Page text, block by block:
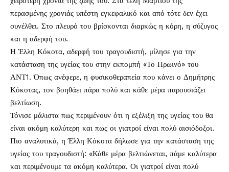
περασμένης χρονιάς υπέστη εγκεφαλικό και από τότε δεν έχει
συνέλθει. Στο πλευρό του βρίσκονται διαρκώς η κόρη, η σύζυγος
και η αδερφή του.
Η Έλλη Κόκοτα, αδερφή του τραγουδιστή, μίλησε για την
κατάσταση της υγείας του στην εκπομπή «Το Πρωινό» του
ΑΝΤ1. Όπως ανέφερε, η φυσικοθεραπεία που κάνει ο Δημήτρης
Κόκοτας, τον βοηθάει πάρα πολύ και κάθε μέρα παρουσιάζει
βελτίωση.
Τόνισε μάλιστα πως περιμένουν ότι η εξέλιξη της υγείας του θα
είναι ακόμη καλύτερη και πως οι γιατροί είναι πολύ αισιόδοξοι.
Πιο αναλυτικά, η Έλλη Κόκοτα δήλωσε για την κατάσταση της
υγείας του τραγουδιστή: «Κάθε μέρα βελτιώνεται, πάμε καλύτερα
και περιμένουμε τα ακόμη καλύτερα. Οι γιατροί είναι πολύ